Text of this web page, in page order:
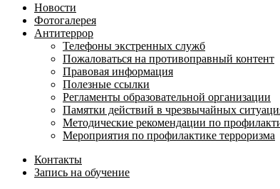
Новости
Фотогалерея
Антитеррор
Телефоны экстренных служб
Пожаловаться на противоправный контент
Правовая информация
Полезные ссылки
Регламенты образовательной организации
Памятки действий в чрезвычайных
Методические рекомендации по
Мероприятия по профилактике терроризма
Контакты
Запись на обучение